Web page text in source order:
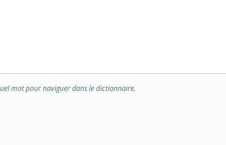
mot pour naviguer dans le dictionnaire.